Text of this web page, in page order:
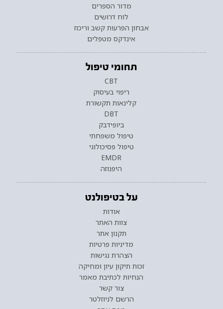
מדור הספרים
לוח דרושים
אבחון הפרעות קשב וריכוז
אינדקס מטפלים
תחומי טיפול
CBT
ריפוי בעיסוק
קלינאות תקשורת
DBT
ביופידבק
טיפול משפחתי
טיפול פסיכולוגי
EMDR
היפנוזה
על בטיפולנט
אודות
צוות האתר
תקנון אתר
מדיניות פרטיות
הצהרת נגישות
זכות תיקון עיון ומחיקה
הנחיות לכתיבת מאמר
צור קשר
הרשם לניוזלטר